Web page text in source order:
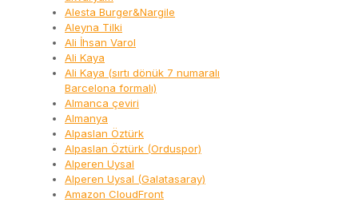
Alesta Burger&Nargile
Aleyna Tilki
Ali İhsan Varol
Ali Kaya
Ali Kaya (sırtı dönük 7 numaralı
Barcelona formalı)
Almanca çeviri
Almanya
Alpaslan Öztürk
Alpaslan Öztürk (Orduspor)
Alperen Uysal
Alperen Uysal (Galatasaray)
Amazon CloudFront